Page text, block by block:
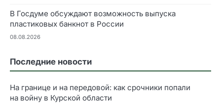
В Госдуме обсуждают возможность выпуска
пластиковых банкнот в России
08.08.2026
Последние новости
На границе и на передовой: как срочники попали
на войну в Курской области